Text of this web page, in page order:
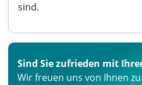
sind.
Sind Sie zufrieden mit
Wir freuen uns von Ihnen